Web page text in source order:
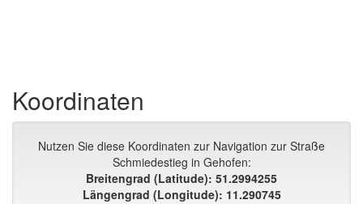
Koordinaten
Nutzen Sie diese Koordinaten zur Navigation zur Straße
Schmiedestieg in Gehofen:
Breitengrad (Latitude): 51.2994255
Längengrad (Longitude): 11.290745